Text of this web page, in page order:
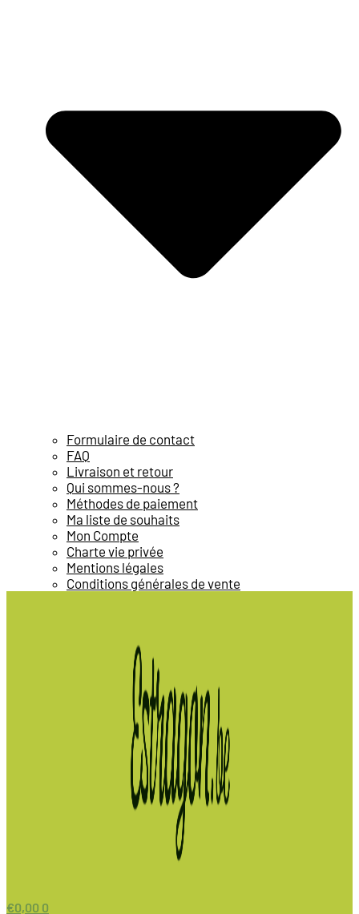
Formulaire de contact
FAQ
Livraison et retour
Qui sommes-nous ?
Méthodes de paiement
Ma liste de souhaits
Mon Compte
Charte vie privée
Mentions légales
Conditions générales de vente
€0,00 0